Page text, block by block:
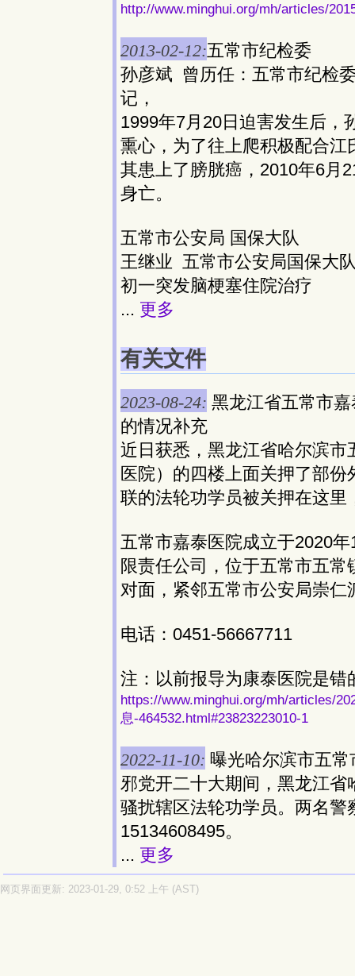
http://www.minghui.org/mh/articles/
2013-02-12:五常市纪检委
孙彦斌 曾历任：五常市纪检
记，
1999年7月20日迫害发生后，
熏心，为了往上爬积极配合
其患上了膀胱癌，2010年6月
身亡。
五常市公安局 国保大队
王继业 五常市公安局国保大
初一突发脑梗塞住院治疗
... 更多
有关文件
2023-08-24: 黑龙江省五常市
的情况补充
近日获悉，黑龙江省哈尔滨
医院）的四楼上面关押了部
联的法轮功学员被关押在这
五常市嘉泰医院成立于2020
限责任公司，位于五常市五
对面，紧邻五常市公安局崇
电话：0451-56667711
注：以前报导为康泰医院是错
https://www.minghui.org/mh/articles/
息-464532.html#23823223010-1
2022-11-10: 曝光哈尔滨市五
邪党开二十大期间，黑龙江
骚扰辖区法轮功学员。两名警
15134608495。
... 更多
网页界面更新: 2023-01-29, 0:52 上午 (AST)